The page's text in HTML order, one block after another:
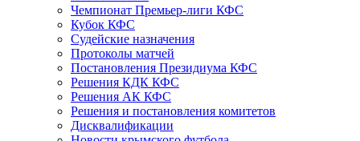
Чемпионат Премьер-лиги КФС
Кубок КФС
Судейские назначения
Протоколы матчей
Постановления Президиума КФС
Решения КДК КФС
Решения АК КФС
Решения и постановления комитетов
Дисквалификации